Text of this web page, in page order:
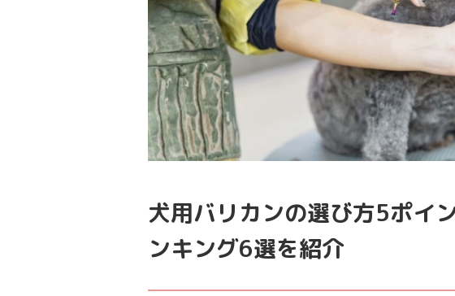
犬用バリカンの選び方5ポイ
ンキング6選を紹介